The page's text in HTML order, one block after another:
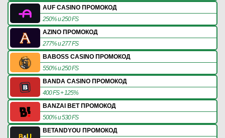
AUF CASINO ПРОМОКОД
250% и 250 FS
AZINO ПРОМОКОД
277% и 277 FS
BABOSS CASINO ПРОМОКОД
550% и 250 FS
BANDA CASINO ПРОМОКОД
400 FS + 125%
BANZAI BET ПРОМОКОД
500% и 530 FS
BETANDYOU ПРОМОКОД